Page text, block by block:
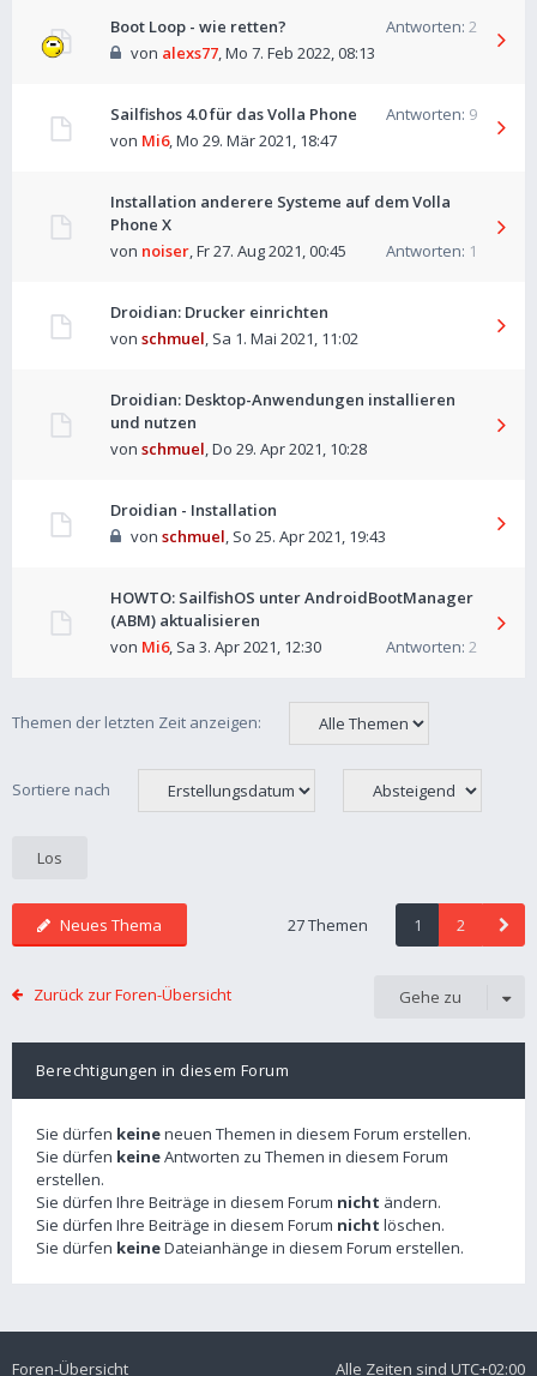
Boot Loop - wie retten? Antworten: 2
von alexs77,Mo 7. Feb 2022, 08:13
Sailfishos 4.0 für das Volla Phone Antworten: 9
von Mi6,Mo 29. Mär 2021, 18:47
Installation anderere Systeme auf dem Volla
Phone X
Antworten: 1
von noiser,Fr 27. Aug 2021, 00:45
Droidian: Drucker einrichten
von schmuel, Sa 1. Mai 2021, 11:02
Droidian: Desktop-Anwendungen installieren
und nutzen
von schmuel,Do 29. Apr 2021, 10:28
Droidian - Installation
von schmuel, So 25. Apr 2021, 19:43
HOWTO: SailfishOS unter AndroidBootManager
(ABM) aktualisieren
Antworten: 2
von Mi6, Sa 3. Apr 2021, 12:30
Themen der letzten Zeit anzeigen:
Sortiere nach
Neues Thema 27 Themen 1 2
Zurück zur Foren-Übersicht Gehe zu
Berechtigungen in diesem Forum
Sie dürfen keineneuen Themen in diesem Forum erstellen.
Sie dürfen keineAntworten zu Themen in diesem Forum
erstellen.
Sie dürfen Ihre Beiträge in diesem Forum nicht ändern.
Sie dürfen Ihre Beiträge in diesem Forum nicht löschen.
Sie dürfen keineDateianhänge in diesem Forum erstellen.
Foren-Übersicht Alle Zeiten sind UTC+02:00